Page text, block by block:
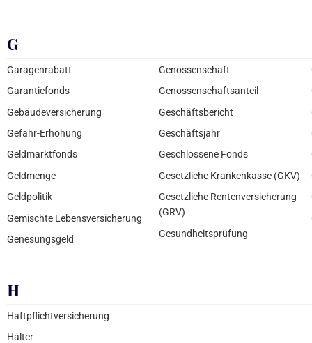
G
Garagenrabatt
Garantiefonds
Gebäudeversicherung
Gefahr-Erhöhung
Geldmarktfonds
Geldmenge
Geldpolitik
Gemischte Lebensversicherung
Genesungsgeld
Genossenschaft
Genossenschaftsanteil
Geschäftsbericht
Geschäftsjahr
Geschlossene Fonds
Gesetzliche Krankenkasse (GKV)
Gesetzliche Rentenversicherung
(GRV)
Gesundheitsprüfung
H
Haftpflichtversicherung
Halter